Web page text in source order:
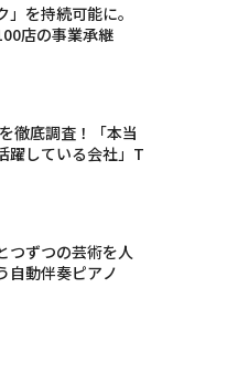
」を持続可能に。
店の事業承継
徹底調査！「本当
躍している会社」T
つずつの芸術を人
自動伴奏ピアノ